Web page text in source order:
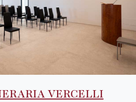
VERCELLI